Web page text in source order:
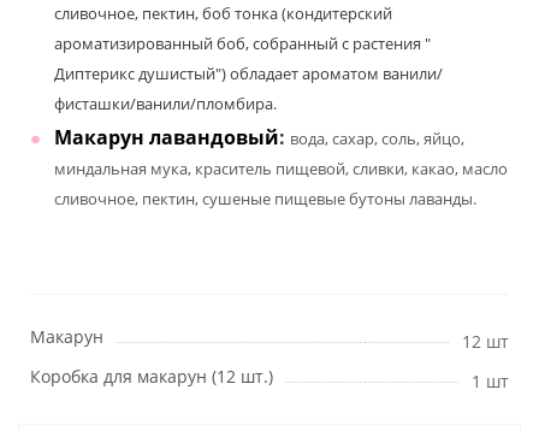
сливочное, пектин, боб тонка (кондитерский
ароматизированный боб, собранный с растения "
Диптерикс душистый") обладает ароматом ванили/
фисташки/ванили/пломбира.
Макарун лавандовый: вода, сахар, соль, яйцо,
миндальная мука, краситель пищевой, сливки, какао, масло
сливочное, пектин, сушеные пищевые бутоны лаванды.
Макарун
12 шт
Коробка для макарун (12 шт.)
1 шт